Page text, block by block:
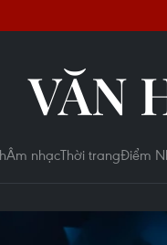
VĂN
Âm nhạcThời trangĐiểm